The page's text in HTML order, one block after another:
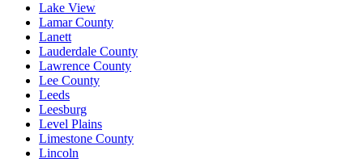
Lake View
Lamar County
Lanett
Lauderdale County
Lawrence County
Lee County
Leeds
Leesburg
Level Plains
Limestone County
Lincoln